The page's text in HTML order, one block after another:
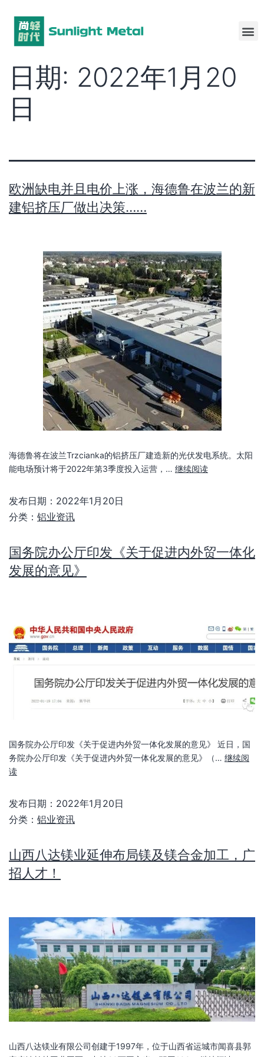
日期: 2022年1月20
日
欧洲缺电并且电价上涨，海德鲁在波兰的新
建铝挤压厂做出决策……
海德鲁将在波兰Trzcianka的铝挤压厂建造新的光伏发电系统。太阳
能电场预计将于2022年第3季度投入运营，… 继续阅读
发布日期： 2022年1月20日
分类： 铝业资讯
国务院办公厅印发《关于促进内外贸一体化
发展的意见》
国务院办公厅印发《关于促进内外贸一体化发展的意见》 近日，国
务院办公厅印发《关于促进内外贸一体化发展的意见》（… 继续阅
读
发布日期： 2022年1月20日
分类： 铝业资讯
山西八达镁业延伸布局镁及镁合金加工，广
招人才！
山西八达镁业有限公司创建于1997年，位于山西省运城市闻喜县郭